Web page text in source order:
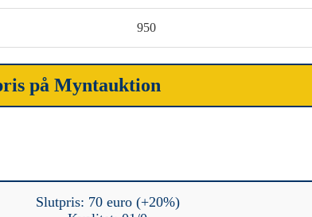
950
på Myntauktion
Slutpris: 70 euro (+20%)